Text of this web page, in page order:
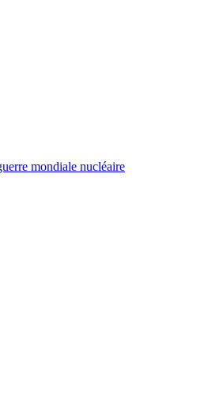
mondiale nucléaire